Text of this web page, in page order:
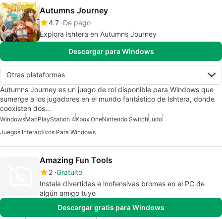
Autumns Journey
4.7 De pago
Explora Ishtera en Autumns Journey
Descargar para Windows
Otras plataformas
Autumns Journey es un juego de rol disponible para Windows que
sumerge a los jugadores en el mundo fantástico de Ishtera, donde
coexisten dos…
WindowsMacPlayStation 4Xbox OneNintendo SwitchLudo
Juegos Interactivos Para Windows
Amazing Fun Tools
2 Gratuito
Instala divertidas e inofensivas bromas en el PC de
algún amigo tuyo
Descargar gratis para Windows